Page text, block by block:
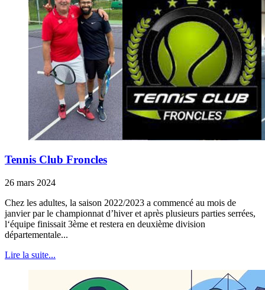
Tennis Club Froncles
26 mars 2024
Chez les adultes, la saison 2022/2023 a commencé au mois de
janvier par le championnat d’hiver et après plusieurs parties serrées,
l‘équipe finissait 3ème et restera en deuxième division
départementale...
Lire la suite...